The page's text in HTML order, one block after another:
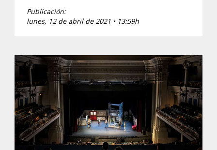
Publicación:
lunes, 12 de abril de 2021 • 13:59h